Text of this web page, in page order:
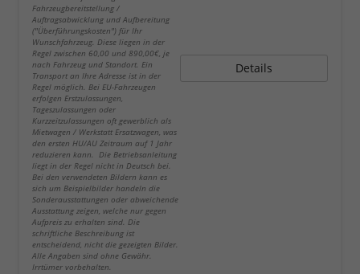
Fahrzeugbereitstellung /
Auftragsabwicklung und Aufbereitung
("Überführungskosten") für Ihr
Wunschfahrzeug. Diese liegen in der
Regel zwischen 60,00 und 890,00€, je
nach Fahrzeug und Standort. Ein
Transport an Ihre Adresse ist in der
Regel möglich. Bei EU-Fahrzeugen
erfolgen Erstzulassungen,
Tageszulassungen oder
Kurzzeitzulassungen oft gewerblich als
Mietwagen / Werkstatt Ersatzwagen, was
den ersten HU/AU Zeitraum auf 1 Jahr
reduzieren kann. Die Betriebsanleitung
liegt in der Regel nicht in Deutsch bei.
Bei den verwendeten Bildern kann es
sich um Beispielbilder handeln die
Sonderausstattungen oder abweichende
Ausstattung zeigen, welche nur gegen
Aufpreis zu erhalten sind. Die
schriftliche Beschreibung ist
entscheidend, nicht die gezeigten Bilder.
Alle Angaben sind ohne Gewähr.
Irrtümer vorbehalten.
Details